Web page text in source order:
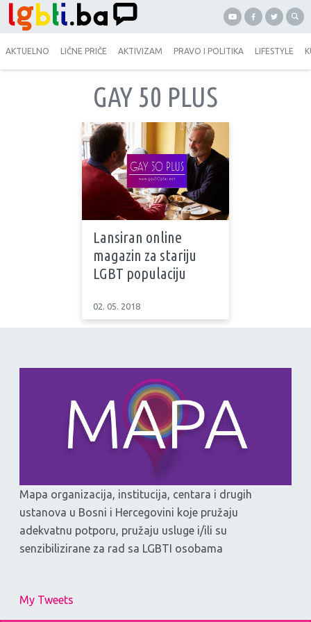
AKTUELNO LIČNE PRIČE AKTIVIZAM PRAVO I POLITIKA LIFESTYLE
GAY 50 PLUS
Lansiran online
magazin za stariju
LGBT populaciju
02. 05. 2018
Mapa organizacija, institucija, centara i drugih
ustanova u Bosni i Hercegovini koje pružaju
adekvatnu potporu, pružaju usluge i/ili su
senzibilizirane za rad sa LGBTI osobama
My Tweets